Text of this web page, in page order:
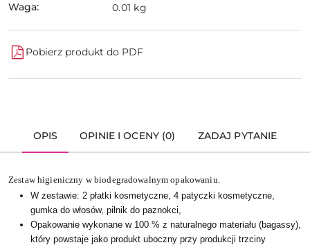
Waga: 0.01 kg
Pobierz produkt do PDF
OPIS OPINIE I OCENY (0) ZADAJ PYTANIE
Zestaw higieniczny w biodegradowalnym opakowaniu.
W zestawie: 2 płatki kosmetyczne, 4 patyczki kosmetyczne,
gumka do włosów, pilnik do paznokci,
Opakowanie wykonane w 100 % z naturalnego materiału (bagassy),
który powstaje jako produkt uboczny przy produkcji trzciny